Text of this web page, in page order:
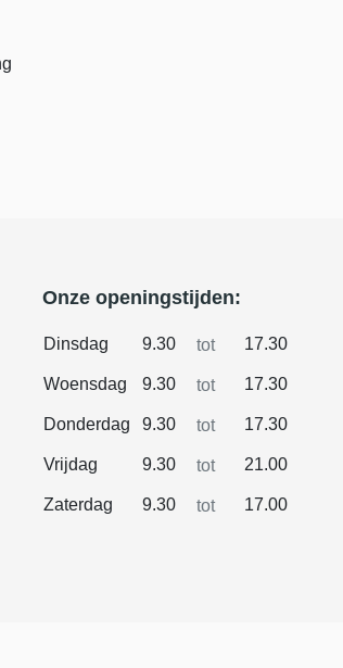
Onze openingstijden:
Dinsdag 9.30 tot 17.30
Woensdag 9.30 tot 17.30
Donderdag 9.30 tot 17.30
Vrijdag 9.30 tot 21.00
Zaterdag 9.30 tot 17.00